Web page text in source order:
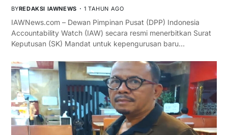
BYREDAKSI IAWNEWS 1 TAHUN AGO
IAWNews.com – Dewan Pimpinan Pusat (DPP) Indonesia
Accountability Watch (IAW) secara resmi menerbitkan Surat
Keputusan (SK) Mandat untuk kepengurusan baru…